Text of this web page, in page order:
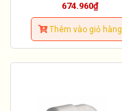
674.960₫
Thêm vào giỏ hàng